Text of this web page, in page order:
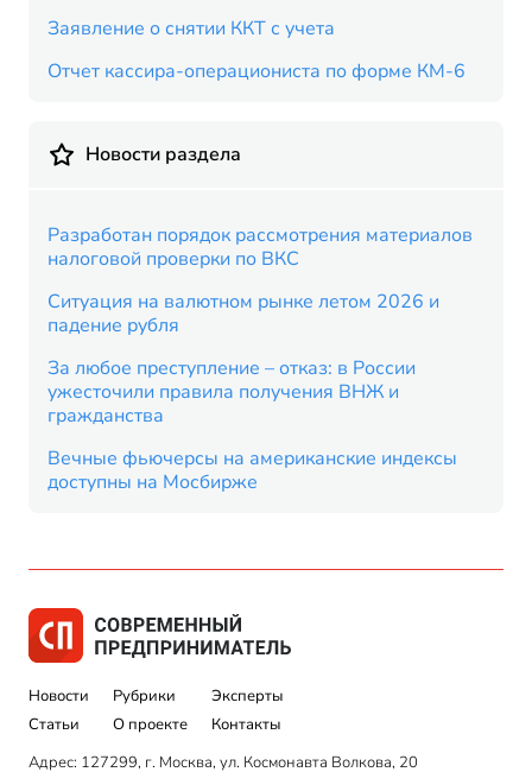
Заявление о снятии ККТ с учета
Отчет кассира-операциониста по форме КМ-6
Новости раздела
Разработан порядок рассмотрения материалов
налоговой проверки по ВКС
Ситуация на валютном рынке летом 2026 и
падение рубля
За любое преступление – отказ: в России
ужесточили правила получения ВНЖ и
гражданства
Вечные фьючерсы на американские индексы
доступны на Мосбирже
Новости
Статьи
Рубрики
О проекте
Эксперты
Контакты
Адрес: 127299, г. Москва, ул. Космонавта Волкова, 20